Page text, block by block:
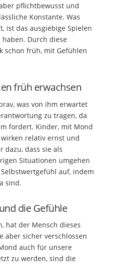
pflichtbewusst und
Konstante. Was
ist das ausgiebige Spielen
Durch diese
schon früh, mit Gefühlen
früh erwachsen
was von ihm erwartet
zu tragen, da
fordert. Kinder, mit Mond
relativ ernst und
dazu, dass sie als
Situationen umgehen
auf, indem
sind.
die Gefühle
hat der Mensch dieses
aber sicher verschlossen
auch für unsere
zu werden, sind die